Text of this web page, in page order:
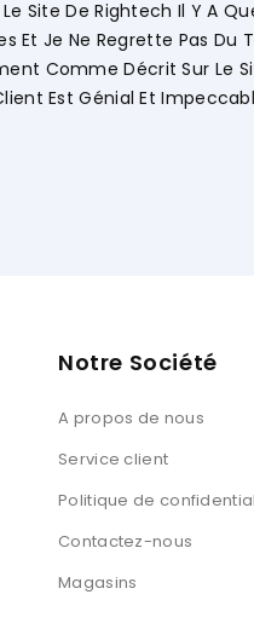
Détaillée
Vivement."
Notre Société
A propos de nous
Service client
Politique de
Contactez-nous
Magasins